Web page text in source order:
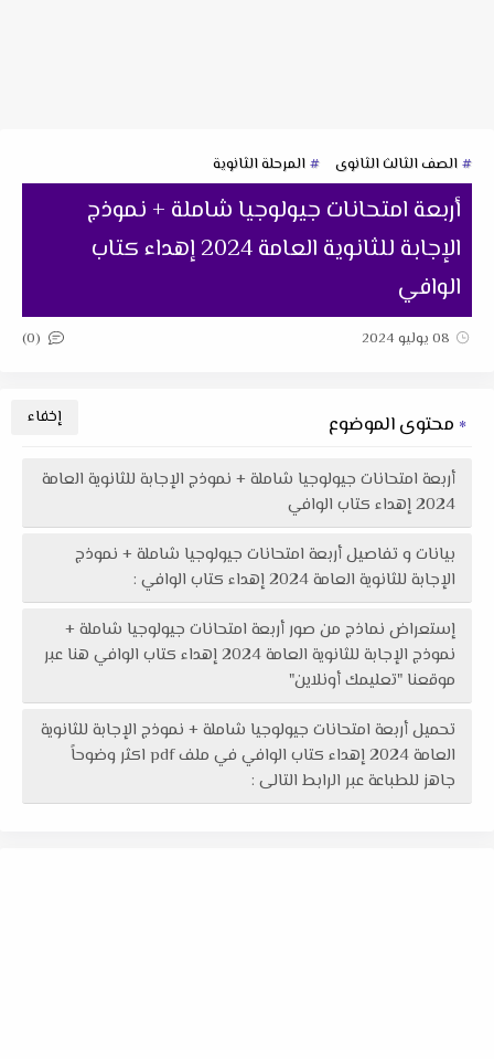
الصف الثالث الثانوى المرحلة الثانوية
أربعة امتحانات جيولوجيا شاملة + نموذج
الإجابة للثانوية العامة 2024 إهداء كتاب
الوافي
08 يوليو 2024 (0)
محتوى الموضوع
أربعة امتحانات جيولوجيا شاملة + نموذج الإجابة للثانوية العامة
2024 إهداء كتاب الوافي
بيانات و تفاصيل أربعة امتحانات جيولوجيا شاملة + نموذج
الإجابة للثانوية العامة 2024 إهداء كتاب الوافي :
إستعراض نماذج من صور أربعة امتحانات جيولوجيا شاملة +
نموذج الإجابة للثانوية العامة 2024 إهداء كتاب الوافي هنا عبر
موقعنا "تعليمك أونلاين"
تحميل أربعة امتحانات جيولوجيا شاملة + نموذج الإجابة للثانوية
العامة 2024 إهداء كتاب الوافي في ملف pdf اكثر وضوحاً
جاهز للطباعة عبر الرابط التالى :